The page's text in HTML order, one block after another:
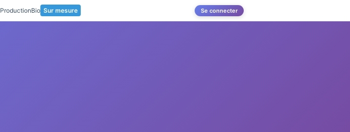
ProductionBio Sur mesure Se connecter